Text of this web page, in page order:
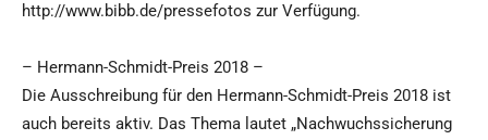
http://www.bibb.de/pressefotos zur Verfügung.
– Hermann-Schmidt-Preis 2018 –
Die Ausschreibung für den Hermann-Schmidt-Preis 2018 ist
auch bereits aktiv. Das Thema lautet „Nachwuchssicherung